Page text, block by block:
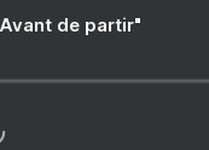
de partir"